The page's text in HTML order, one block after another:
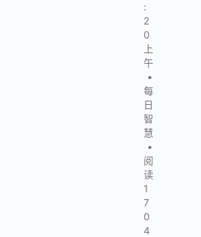
:
2
0
上
午
•
每
日
智
慧
•
阅
读
1
7
0
4